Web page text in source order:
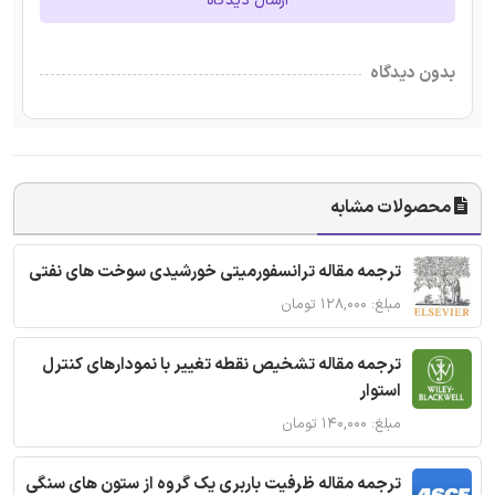
بدون دیدگاه
محصولات مشابه
ترجمه مقاله ترانسفورمیتی خورشیدی سوخت های نفتی
مبلغ: ۱۲۸,۰۰۰ تومان
ترجمه مقاله تشخیص نقطه تغییر با نمودارهای کنترل
استوار
مبلغ: ۱۴۰,۰۰۰ تومان
ترجمه مقاله ظرفیت باربری یک گروه از ستون های سنگی